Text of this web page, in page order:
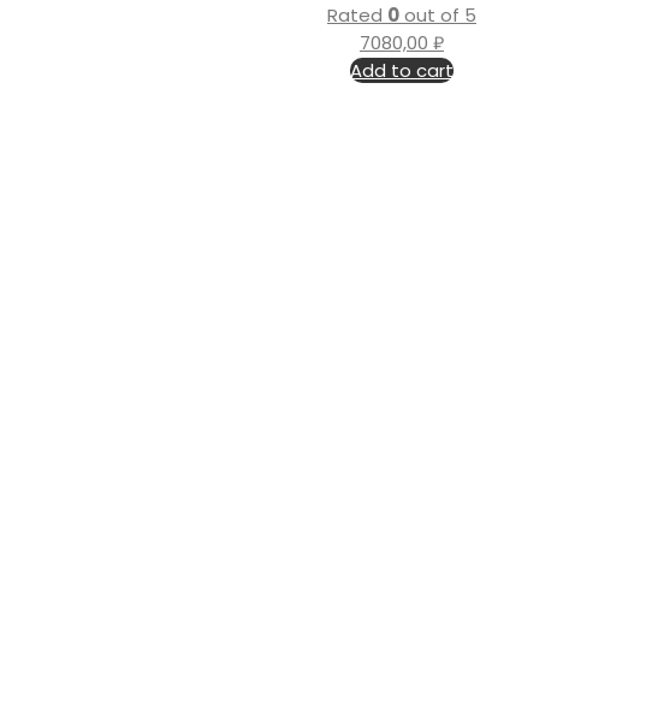
Rated 0out of 5
7080,00 ₽
Add to cart